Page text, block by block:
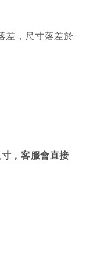
差，尺寸落差於
，客服會直接